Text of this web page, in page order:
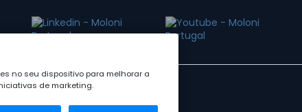
no seu dispositivo para melhorar a
de marketing.